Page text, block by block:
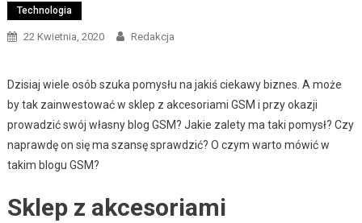
Technologia
22 Kwietnia, 2020 Redakcja
Dzisiaj wiele osób szuka pomysłu na jakiś ciekawy biznes. A może
by tak zainwestować w sklep z akcesoriami GSM i przy okazji
prowadzić swój własny blog GSM? Jakie zalety ma taki pomysł? Czy
naprawdę on się ma szansę sprawdzić? O czym warto mówić w
takim blogu GSM?
Sklep z akcesoriami